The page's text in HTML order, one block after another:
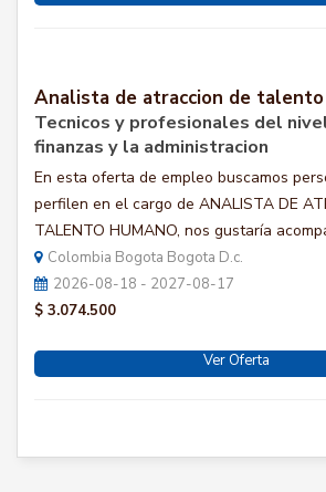
Analista de atraccion de talento
Tecnicos y profesionales del
finanzas y la administracion
En esta oferta de empleo buscamos
perfilen en el cargo de ANALISTA DE
TALENTO HUMANO, nos gustaría
Colombia Bogota Bogota D.c.
2026-08-18 - 2027-08-17
$ 3.074.500
Ver Oferta